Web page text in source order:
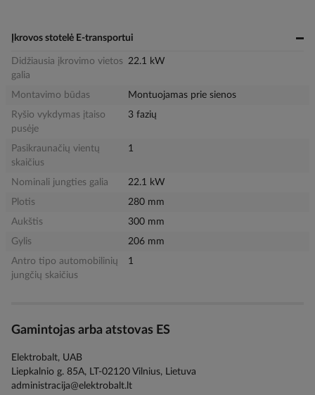
Įkrovos stotelė E-transportui
Didžiausia įkrovimo vietos
galia
22.1 kW
Montavimo būdas
Montuojamas prie sienos
Ryšio vykdymas įtaiso
pusėje
3 fazių
Pasikraunačių vientų
skaičius
1
Nominali jungties galia
22.1 kW
Plotis
280 mm
Aukštis
300 mm
Gylis
206 mm
Antro tipo automobilinių
jungčių skaičius
1
Gamintojas arba atstovas ES
Elektrobalt, UAB
Liepkalnio g. 85A, LT-02120 Vilnius, Lietuva
administracija@elektrobalt.lt